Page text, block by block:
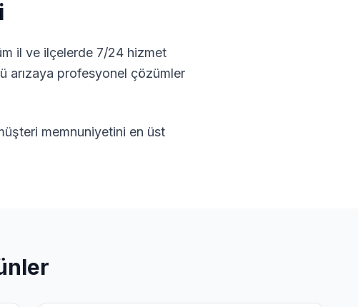
il ve ilçelerde 7/24 hizmet
arızaya profesyonel çözümler
memnuniyetini en üst